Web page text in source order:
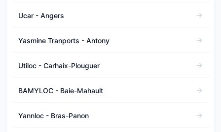
Ucar - Angers
Yasmine Tranports - Antony
Utiloc - Carhaix-Plouguer
BAMYLOC - Baie-Mahault
Yannloc - Bras-Panon